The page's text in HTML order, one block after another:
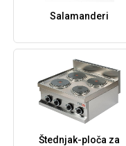
Salamanderi
Štednjak-ploča za